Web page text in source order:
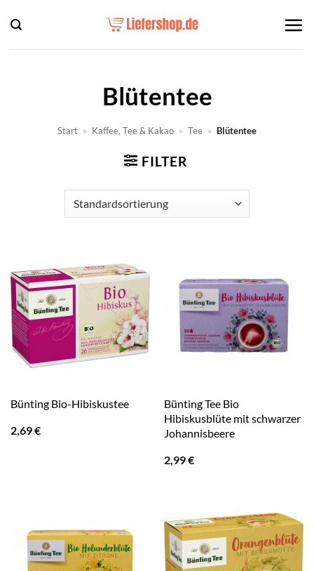
Inhalt
springen
Blütentee
Start » Kaffee, Tee & Kakao » Tee » Blütentee
FILTER
Bünting Bio-Hibiskustee
2,69€
Bünting Tee Bio
Hibiskusblüte mit schwarzer
Johannisbeere
2,99€